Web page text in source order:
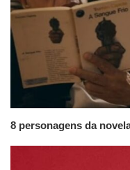
8 personagens da